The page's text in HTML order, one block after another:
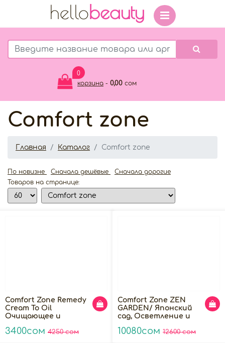
hellobeauty
0
корзина - 0,00 сом
Comfort zone
Главная Каталог Comfort zone
По новизне Сначала дешёвые
Сначала дорогие
Товаров на странице:
Comfort Zone Remedy
Cream To Oil
Очищающее и
масло, 150мл
3400сом 4250 сом
Comfort Zone ZEN
GARDEN/ Японский
сад, Осветление и
сияние
10080сом 12600 сом